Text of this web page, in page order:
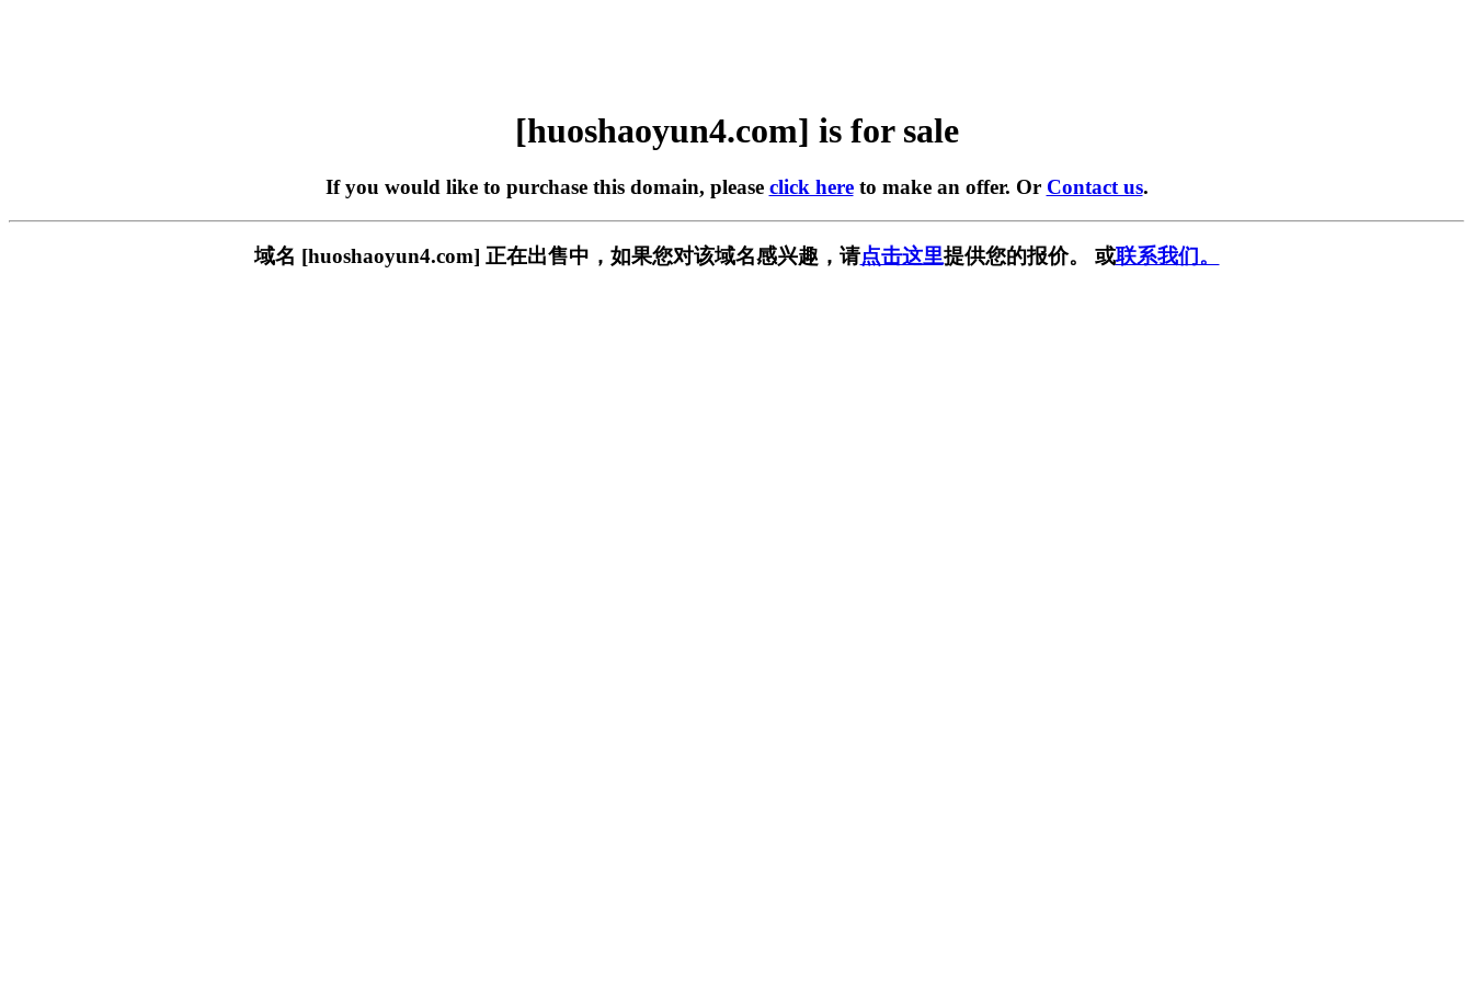
[huoshaoyun4.com] is for sale
If you would like to purchase this domain, please click hereto make an offer. Or Contact us.
域名 [huoshaoyun4.com] 正在出售中，如果您对该域名感兴趣，请点击这里提供您的报价。 或联系我们。